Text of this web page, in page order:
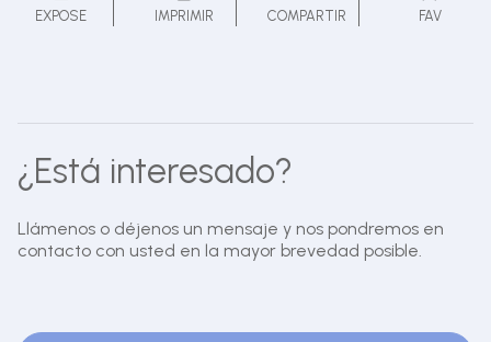
EXPOSE IMPRIMIR COMPARTIR FAV
¿Está interesado?
Llámenos o déjenos un mensaje y nos pondremos en
contacto con usted en la mayor brevedad posible.